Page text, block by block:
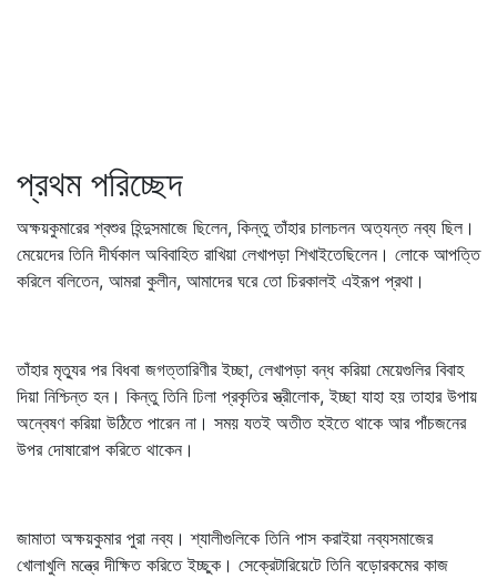
প্রথম পরিচ্ছেদ
অক্ষয়কুমারের শ্বশুর হিন্দুসমাজে ছিলেন, কিন্তু তাঁহার চালচলন অত্যন্ত নব্য ছিল।
মেয়েদের তিনি দীর্ঘকাল অবিবাহিত রাখিয়া লেখাপড়া শিখাইতেছিলেন। লোকে আপত্তি
করিলে বলিতেন, আমরা কুলীন, আমাদের ঘরে তো চিরকালই এইরূপ প্রথা।
তাঁহার মৃত্যুর পর বিধবা জগত্তারিণীর ইচ্ছা, লেখাপড়া বন্ধ করিয়া মেয়েগুলির বিবাহ
দিয়া নিশ্চিন্ত হন। কিন্তু তিনি ঢিলা প্রকৃতির স্ত্রীলোক, ইচ্ছা যাহা হয় তাহার উপায়
অন্বেষণ করিয়া উঠিতে পারেন না। সময় যতই অতীত হইতে থাকে আর পাঁচজনের
উপর দোষারোপ করিতে থাকেন।
জামাতা অক্ষয়কুমার পুরা নব্য। শ্যালীগুলিকে তিনি পাস করাইয়া নব্যসমাজের
খোলাখুলি মন্ত্রে দীক্ষিত করিতে ইচ্ছুক। সেক্রেটারিয়েটে তিনি বড়োরকমের কাজ